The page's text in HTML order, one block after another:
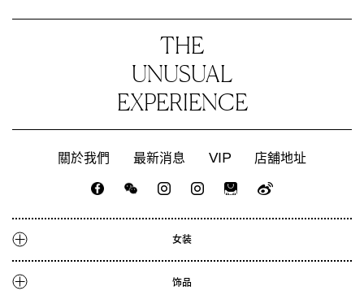
CATALOGUE
店铺地址
人才招聘
THE
UNUSUAL
EXPERIENCE
關於我們 最新消息 VIP 店舖地址
女装
CATALOGUE
LOOKBOOK
饰品